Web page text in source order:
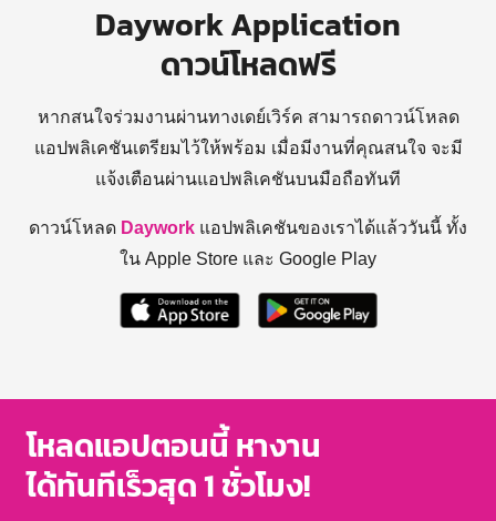
Daywork Application
ดาวน์โหลดฟรี
หากสนใจร่วมงานผ่านทางเดย์เวิร์ค สามารถดาวน์โหลด
แอปพลิเคชันเตรียมไว้ให้พร้อม เมื่อมีงานที่คุณสนใจ จะมี
แจ้งเตือนผ่านแอปพลิเคชันบนมือถือทันที
ดาวน์โหลด Daywork แอปพลิเคชันของเราได้แล้ววันนี้ ทั้ง
ใน Apple Store และ Google Play
โหลดแอปตอนนี้ หางาน
ได้ทันทีเร็วสุด 1 ชั่วโมง!